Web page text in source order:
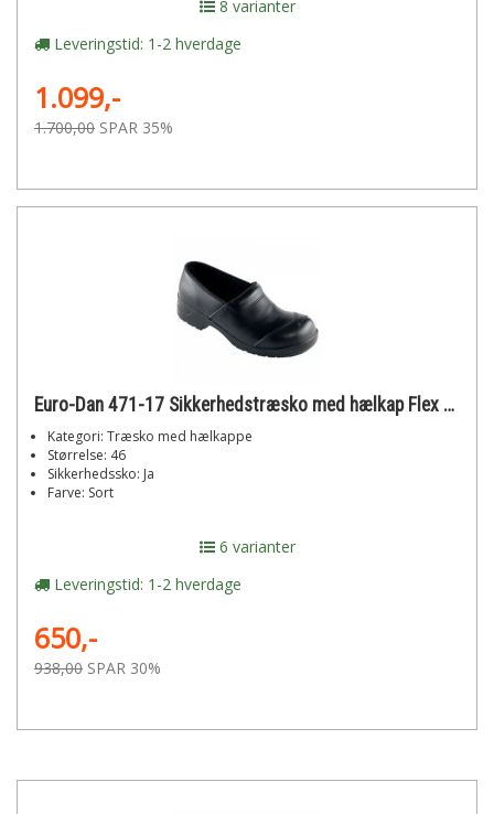
8 varianter
Leveringstid: 1-2 hverdage
1.099,-
1.700,00 SPAR 35%
Euro-Dan 471-17 Sikkerhedstræsko med hælkap Flex str. 46
Kategori: Træsko med hælkappe
Størrelse: 46
Sikkerhedssko: Ja
Farve: Sort
6 varianter
Leveringstid: 1-2 hverdage
650,-
938,00 SPAR 30%